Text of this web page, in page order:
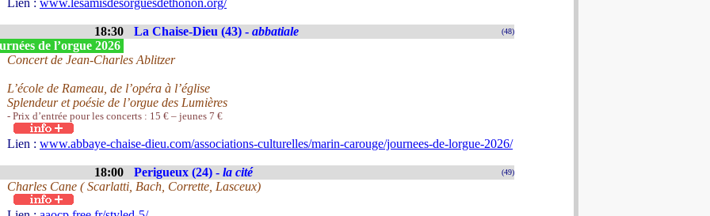
Lien : www.lesamisdesorguesdethonon.org/
18:30 La Chaise-Dieu (43) - abbatiale (48)
de l’orgue 2026
Concert de Jean-Charles Ablitzer
L’école de Rameau, de l’opéra à l’église
Splendeur et poésie de l’orgue des Lumières
- Prix d’entrée pour les concerts : 15 € – jeunes 7 €
Lien : www.abbaye-chaise-dieu.com/associations-culturelles/marin-carouge/journees-de-lorgue-2026/
18:00 Perigueux (24) - la cité (49)
Charles Cane ( Scarlatti, Bach, Corrette, Lasceux)